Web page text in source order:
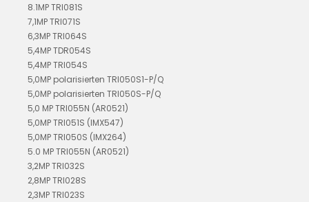
8.1MP TRI081S
7,1MP TRI071S
6,3MP TRI064S
5,4MP TDR054S
5,4MP TRI054S
5,0MP polarisierten TRI050S1-P/Q
5,0MP polarisierten TRI050S-P/Q
5,0 MP TRI055N (AR0521)
5,0MP TRI051S (IMX547)
5,0MP TRI050S (IMX264)
5.0 MP TRI055N (AR0521)
3,2MP TRI032S
2,8MP TRI028S
2,3MP TRI023S